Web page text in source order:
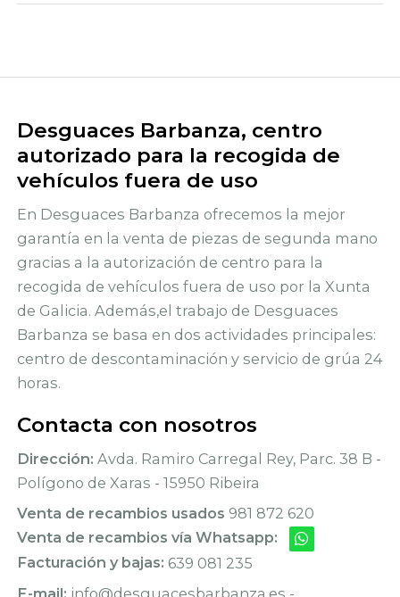
Desguaces Barbanza, centro
autorizado para la recogida de
vehículos fuera de uso
En Desguaces Barbanza ofrecemos la mejor
garantía en la venta de piezas de segunda mano
gracias a la autorización de centro para la
recogida de vehículos fuera de uso por la Xunta
de Galicia. Además,el trabajo de Desguaces
Barbanza se basa en dos actividades principales:
centro de descontaminación y servicio de grúa 24
horas.
Contacta con nosotros
Dirección: Avda. Ramiro Carregal Rey, Parc. 38 B -
Polígono de Xaras - 15950 Ribeira
Venta de recambios usados 981 872 620
Venta de recambios vía Whatsapp:
Facturación y bajas: 639 081 235
E-mail: info@desguacesbarbanza.es -